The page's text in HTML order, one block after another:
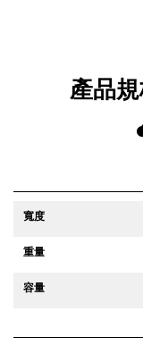
產品規
寬度
重量
容量